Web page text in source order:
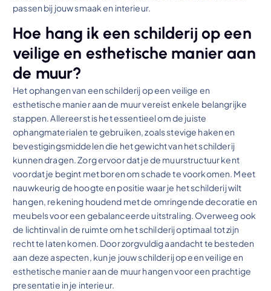
passen bij jouw smaak en interieur.
Hoe hang ik een schilderij op een
veilige en esthetische manier aan
de muur?
Het ophangen van een schilderij op een veilige en
esthetische manier aan de muur vereist enkele belangrijke
stappen. Allereerst is het essentieel om de juiste
ophangmaterialen te gebruiken, zoals stevige haken en
bevestigingsmiddelen die het gewicht van het schilderij
kunnen dragen. Zorg ervoor dat je de muurstructuur kent
voordat je begint met boren om schade te voorkomen. Meet
nauwkeurig de hoogte en positie waar je het schilderij wilt
hangen, rekening houdend met de omringende decoratie en
meubels voor een gebalanceerde uitstraling. Overweeg ook
de lichtinval in de ruimte om het schilderij optimaal tot zijn
recht te laten komen. Door zorgvuldig aandacht te besteden
aan deze aspecten, kun je jouw schilderij op een veilige en
esthetische manier aan de muur hangen voor een prachtige
presentatie in je interieur.